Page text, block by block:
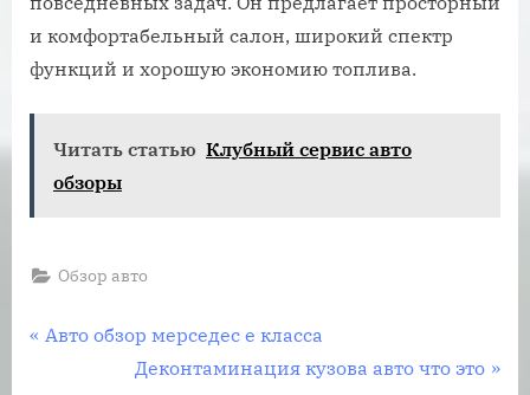
и комфортабельный салон, широкий спектр
функций и хорошую экономию топлива.
Читать статью Клубный сервис авто
обзоры
Обзор авто
Навигация
П
Авто обзор мерседес е класса
С
Деконтаминация кузова авто что это